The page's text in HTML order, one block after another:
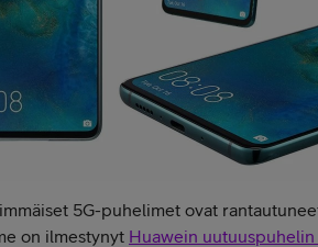
5G-puhelimet ovat
on ilmestynyt Huawein